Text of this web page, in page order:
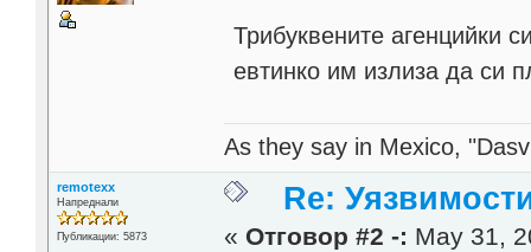
Трибуквените агенцийки
евтинко им излиза да си
As they say in Mexico,
remotexx
Напреднали
Публикации: 5873
Re:
« Отговор #2 -: May 31,